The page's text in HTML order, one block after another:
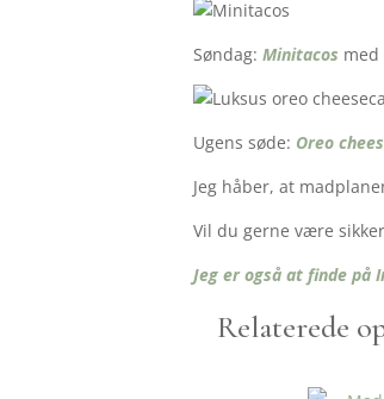
Søndag: Minitacos med
Ugens søde: Oreo
Jeg håber, at
Vil du gerne være
Jeg er også at finde på
Relaterede